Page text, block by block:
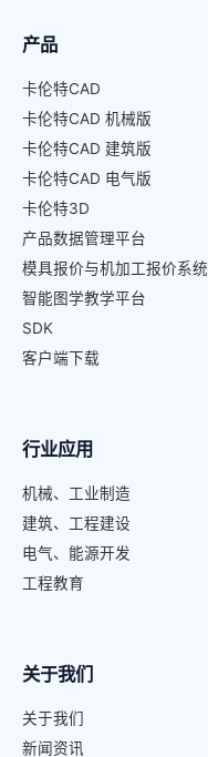
产品
卡伦特CAD
卡伦特CAD 机械版
卡伦特CAD 建筑版
卡伦特CAD 电气版
卡伦特3D
产品数据管理平台
模具报价与机加工报价系统
智能图学教学平台
SDK
客户端下载
行业应用
机械、工业制造
建筑、工程建设
电气、能源开发
工程教育
关于我们
关于我们
新闻资讯